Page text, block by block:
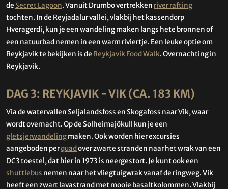
de Secret Lagoon. Vanuit Drumbo vertrekken river rafting
tochten. In de Reyjadalur vallei, vlakbij het kassendorp
Hveragerdi, kun je een wandeling maken langs hete bronnen of
een natuurbad nemen in een warm riviertje. Een leuke optie om
Reykjavik te bekijken is de Reykjavik Food Walk. Overnachting in
Reykjavik.
DAG 3: REYKJAVIK - VIK (CA. 183 KM)
Via de watervallen Seljalandsfoss en Skogafoss naar Vik, waar
wordt overnacht. Op de Solheimajökull kun je een
gletsjerwandelingmaken. Ook worden hier excursies
aangeboden perquad over zwarte stranden naar het wrak van een
DC3 toestel, dat hier in 1973 is neergestort. Je kunt ook een
shuttlebus nemen naar het vliegtuigwrak vanaf de ringweg. Vik
heeft een zwart lavastrand met mooie basaltkolommen. Vlakbij